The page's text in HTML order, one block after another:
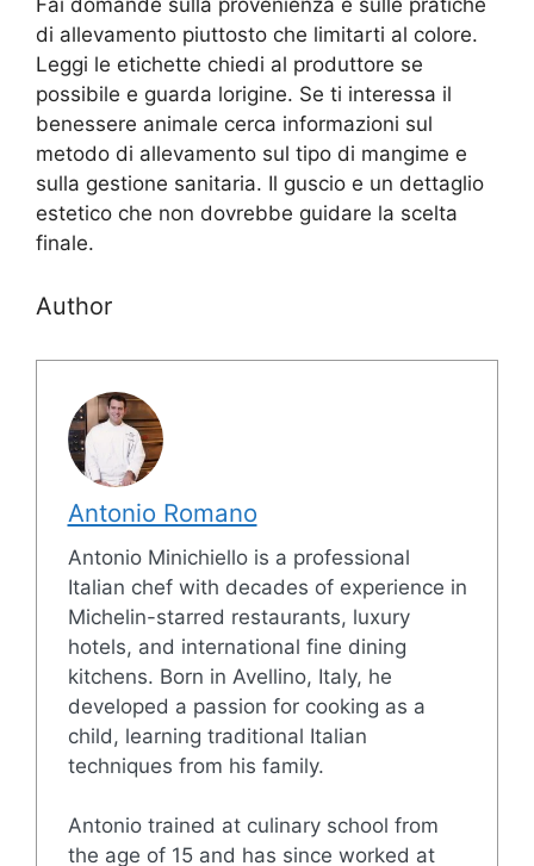
di allevamento piuttosto che limitarti al colore.
Leggi le etichette chiedi al produttore se
possibile e guarda lorigine. Se ti interessa il
benessere animale cerca informazioni sul
metodo di allevamento sul tipo di mangime e
sulla gestione sanitaria. Il guscio e un dettaglio
estetico che non dovrebbe guidare la scelta
finale.
Author
Antonio Romano
Antonio Minichiello is a professional
Italian chef with decades of experience in
Michelin-starred restaurants, luxury
hotels, and international fine dining
kitchens. Born in Avellino, Italy, he
developed a passion for cooking as a
child, learning traditional Italian
techniques from his family.
Antonio trained at culinary school from
the age of 15 and has since worked at